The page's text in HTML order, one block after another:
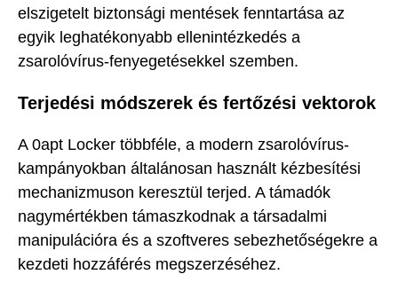
elszigetelt biztonsági mentések fenntartása az
egyik leghatékonyabb ellenintézkedés a
zsarolóvírus-fenyegetésekkel szemben.
Terjedési módszerek és fertőzési vektorok
A 0apt Locker többféle, a modern zsarolóvírus-
kampányokban általánosan használt kézbesítési
mechanizmuson keresztül terjed. A támadók
nagymértékben támaszkodnak a társadalmi
manipulációra és a szoftveres sebezhetőségekre a
kezdeti hozzáférés megszerzéséhez.